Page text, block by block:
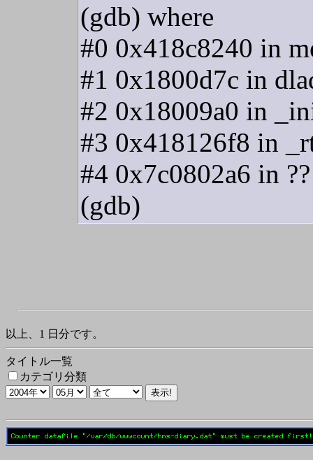
(gdb) where
#0 0x418c8240 in
#1 0x1800d7c in
#2 0x18009a0 in
#3 0x418126f8 in
#4 0x7c0802a6 in
(gdb)
以上、1 日分です。
タイトル一覧
カテゴリ分類